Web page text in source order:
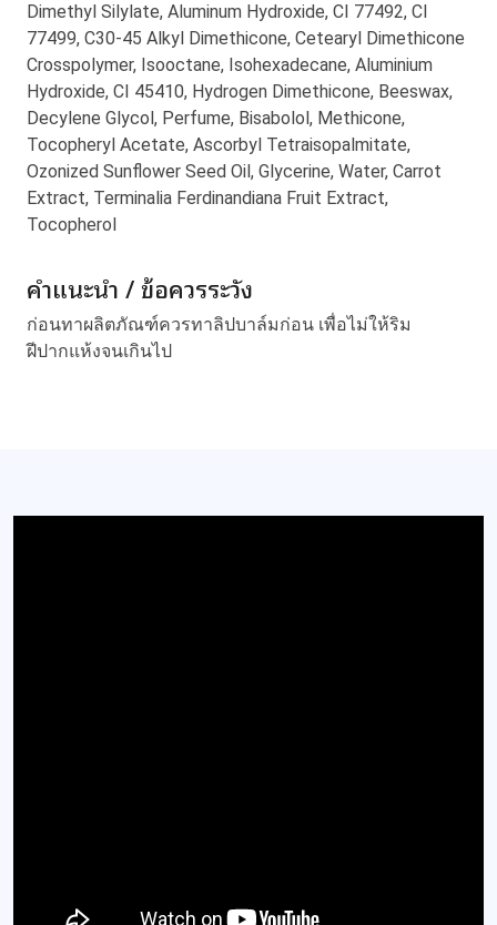
Dimethyl Silylate, Aluminum Hydroxide, CI 77492, CI
77499, C30-45 Alkyl Dimethicone, Cetearyl Dimethicone
Crosspolymer, Isooctane, Isohexadecane, Aluminium
Hydroxide, CI 45410, Hydrogen Dimethicone, Beeswax,
Decylene Glycol, Perfume, Bisabolol, Methicone,
Tocopheryl Acetate, Ascorbyl Tetraisopalmitate,
Ozonized Sunflower Seed Oil, Glycerine, Water, Carrot
Extract, Terminalia Ferdinandiana Fruit Extract,
Tocopherol
คำแนะนำ / ข้อควรระวัง
ก่อนทาผลิตภัณฑ์ควรทาลิปบาล์มก่อน เพื่อไม่ให้ริม
ฝีปากแห้งจนเกินไป